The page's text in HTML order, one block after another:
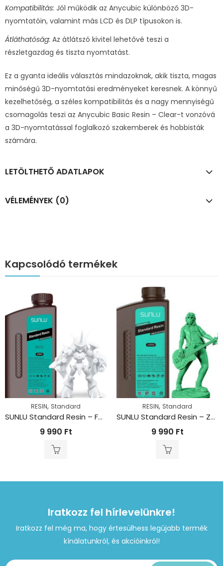
Kompatibilitás: Jól működik az Anycubic különböző 3D-
nyomtatóin, valamint más LCD és DLP típusokon is.
Átláthatóság: Az átlátszó kivitel lehetővé teszi a
részletgazdag és tiszta nyomtatást.
Ez a gyanta ideális választás mindazoknak, akik tiszta, magas
minőségű 3D-nyomtatási eredményeket keresnek. A könnyű
kezelhetőség, a széles kompatibilitás és a nagy mennyiségű
csomagolás teszi az Anycubic Basic Resin – Clear-t vonzóvá
a 3D-nyomtatással foglalkozó szakemberek és hobbisták
számára.
LETÖLTHETŐ ADATLAPOK
VÉLEMÉNYEK (0)
Kapcsolódó termékek
RESIN, Standard
SUNLU Standard Resin – Fehér (1kg)
9 990 Ft
RESIN, Standard
SUNLU Standard Resin – Zöld (1kg)
9 990 Ft
Iratkozz fel hírlevelünkre!
Iratkozz fel még ma, hogy értesülhess legújabb termék
kínálatunkról, és akcióinkról!